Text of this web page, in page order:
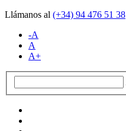
Llámanos al (+34) 94 476 51 38
-A
A
A+